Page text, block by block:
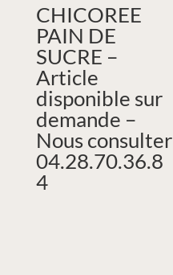
CHICOREE
PAIN DE
SUCRE –
Article
disponible sur
demande –
Nous consulter
04.28.70.36.8
4